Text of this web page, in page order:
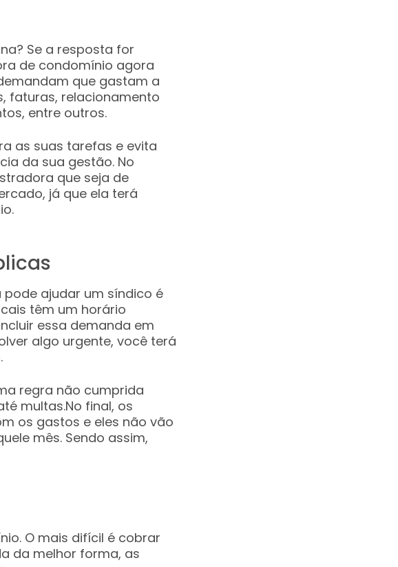
Se a resposta for
de condomínio agora
que gastam a
faturas, relacionamento
entre outros.
as suas tarefas e evita
da sua gestão. No
que seja de
já que ela terá
ajudar um síndico é
têm um horário
essa demanda em
algo urgente, você terá
regra não cumprida
multas.No final, os
os gastos e eles não vão
mês. Sendo assim,
O mais difícil é cobrar
da melhor forma, as